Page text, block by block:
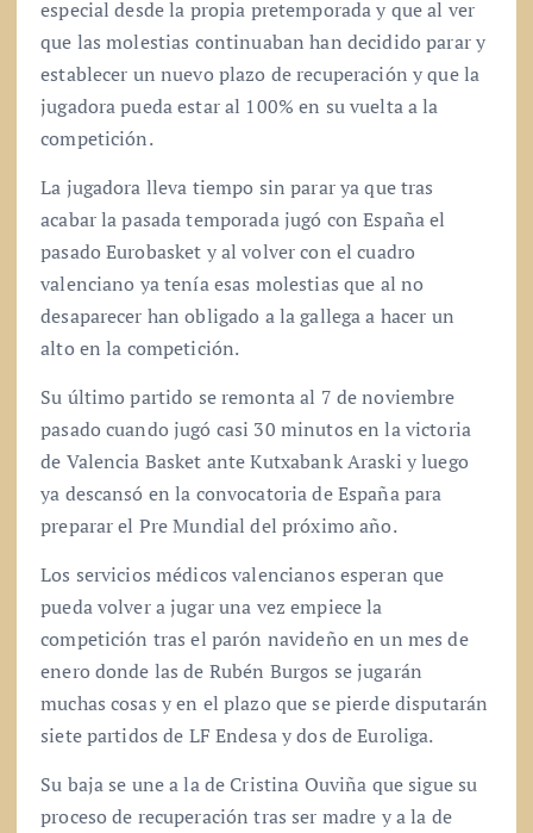
especial desde la propia pretemporada y que al ver
que las molestias continuaban han decidido parar y
establecer un nuevo plazo de recuperación y que la
jugadora pueda estar al 100% en su vuelta a la
competición.
La jugadora lleva tiempo sin parar ya que tras
acabar la pasada temporada jugó con España el
pasado Eurobasket y al volver con el cuadro
valenciano ya tenía esas molestias que al no
desaparecer han obligado a la gallega a hacer un
alto en la competición.
Su último partido se remonta al 7 de noviembre
pasado cuando jugó casi 30 minutos en la victoria
de Valencia Basket ante Kutxabank Araski y luego
ya descansó en la convocatoria de España para
preparar el Pre Mundial del próximo año.
Los servicios médicos valencianos esperan que
pueda volver a jugar una vez empiece la
competición tras el parón navideño en un mes de
enero donde las de Rubén Burgos se jugarán
muchas cosas y en el plazo que se pierde disputarán
siete partidos de LF Endesa y dos de Euroliga.
Su baja se une a la de Cristina Ouviña que sigue su
proceso de recuperación tras ser madre y a la de